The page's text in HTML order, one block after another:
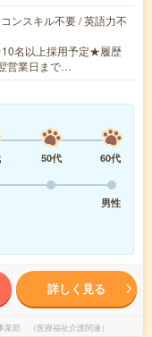
ンスキル不要 / 英語力不
名以上採用予定★履歴
営業日まで…
50代
60代
男性
詳しく見る
部 （医療福祉介護関連）